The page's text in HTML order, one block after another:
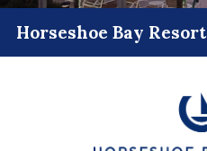
Horseshoe Bay Resort